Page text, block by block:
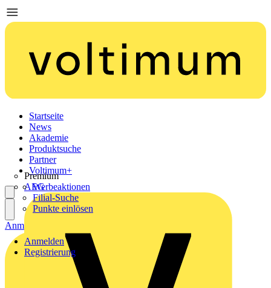
Startseite
News
Akademie
Produktsuche
Partner
Premium
AEG
Voltimum+
Werbeaktionen
Filial-Suche
Punkte einlösen
Anmelden
Registrierung
Anmelden